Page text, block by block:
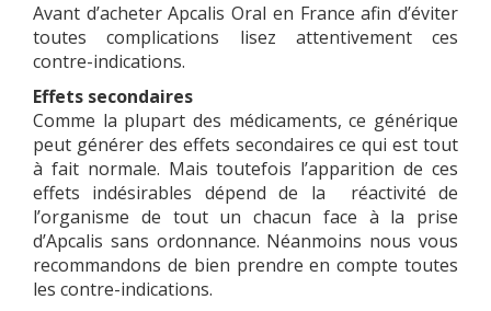
Avant d’acheter Apcalis Oral en France afin d’éviter
toutes complications lisez attentivement ces
contre-indications.
Effets secondaires
Comme la plupart des médicaments, ce générique
peut générer des effets secondaires ce qui est tout
à fait normale. Mais toutefois l’apparition de ces
effets indésirables dépend de la réactivité de
l’organisme de tout un chacun face à la prise
d’Apcalis sans ordonnance. Néanmoins nous vous
recommandons de bien prendre en compte toutes
les contre-indications.